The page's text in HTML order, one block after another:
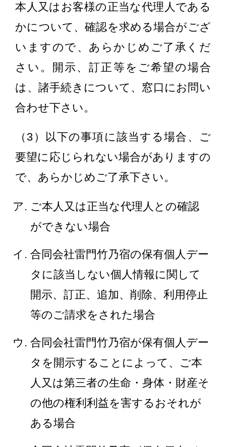
本人又はお客様の正当な代理人である
かについて、確認を求める場合がござ
いますので、あらかじめご了承くだ
さい。開示、訂正等をご希望の場合
は、諸手続きについて、窓口にお問い
合わせ下さい。
（3）以下の事項に該当する場合、ご
要望に応じられない場合がありますの
で、あらかじめご了承下さい。
ご本人又は正当な代理人との確認
ができない場合
合同会社雷門竹乃宿の保有個人デー
タに該当しない個人情報に関して
開示、訂正、追加、削除、利用停止
等のご請求をされた場合
合同会社雷門竹乃宿が保有個人デー
タを開示することによって、ご本
人又は第三者の生命・身体・財産そ
の他の権利利益を害するおそれが
ある場合